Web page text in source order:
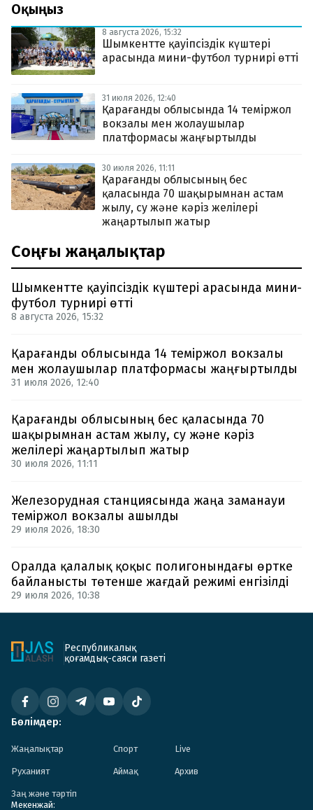
Оқыңыз
8 августа 2026, 15:32
Шымкентте қауіпсіздік күштері
арасында мини-футбол турнирі өтті
31 июля 2026, 12:40
Қарағанды облысында 14 теміржол
вокзалы мен жолаушылар
платформасы жаңғыртылды
30 июля 2026, 11:11
Қарағанды облысының бес
қаласында 70 шақырымнан астам
жылу, су және кәріз желілері
жаңартылып жатыр
Соңғы жаңалықтар
Шымкентте қауіпсіздік күштері арасында мини-
футбол турнирі өтті
8 августа 2026, 15:32
Қарағанды облысында 14 теміржол вокзалы
мен жолаушылар платформасы жаңғыртылды
31 июля 2026, 12:40
Қарағанды облысының бес қаласында 70
шақырымнан астам жылу, су және кәріз
желілері жаңартылып жатыр
30 июля 2026, 11:11
Железорудная станциясында жаңа заманауи
теміржол вокзалы ашылды
29 июля 2026, 18:30
Оралда қалалық қоқыс полигонындағы өртке
байланысты төтенше жағдай режимі енгізілді
29 июля 2026, 10:38
Республикалық
қоғамдық-саяси газеті
Бөлімдер:
Жаңалықтар Спорт Live
Руханият Аймақ Архив
Заң және тәртіп
Мекенжай: